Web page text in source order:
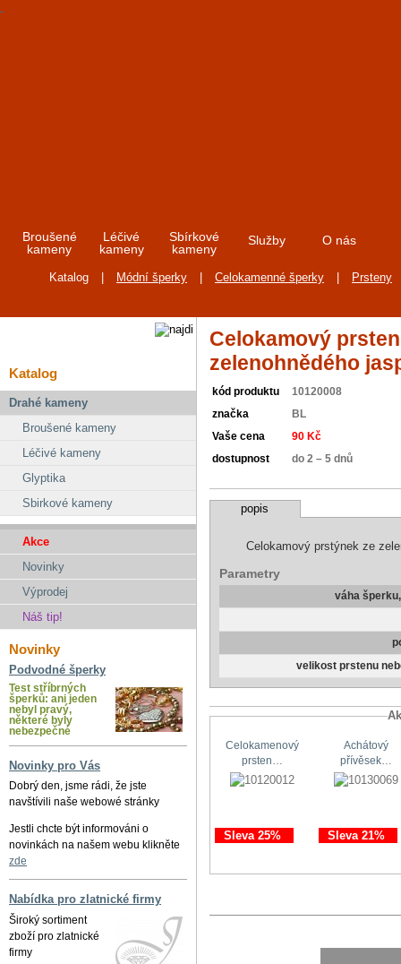
Broušené
kameny
Léčivé
kameny
Sbírkové
kameny
Služby O nás
Katalog Módní šperky Celokamenné šperky Prsteny
Katalog
Drahé kameny
Broušené kameny
Léčivé kameny
Glyptika
Sbirkové kameny
Akce
Novinky
Výprodej
Náš tip!
Novinky
Podvodné šperky
Test stříbrných
šperků: ani jeden
nebyl pravý,
některé byly
nebezpečné
Novinky pro Vás
Dobrý den, jsme rádi, že jste
navštívili naše webowé stránky
Jestli chcte být informováni o
novinkách na našem webu klikněte
zde
Nabídka pro zlatnické firmy
Široký sortiment
zboží pro zlatnické
firmy
Celokamový
zelenohnědého
kód produktu 10120008
značka BL
Vaše cena 90 Kč
dostupnost do 2 – 5 dnů
popis
Celokamový prstýnek ze
Parametry
váha
velikost prstenu
Celokamenový
prsten…
Sleva 25%
Achátový
přívěsek…
Sleva 21%